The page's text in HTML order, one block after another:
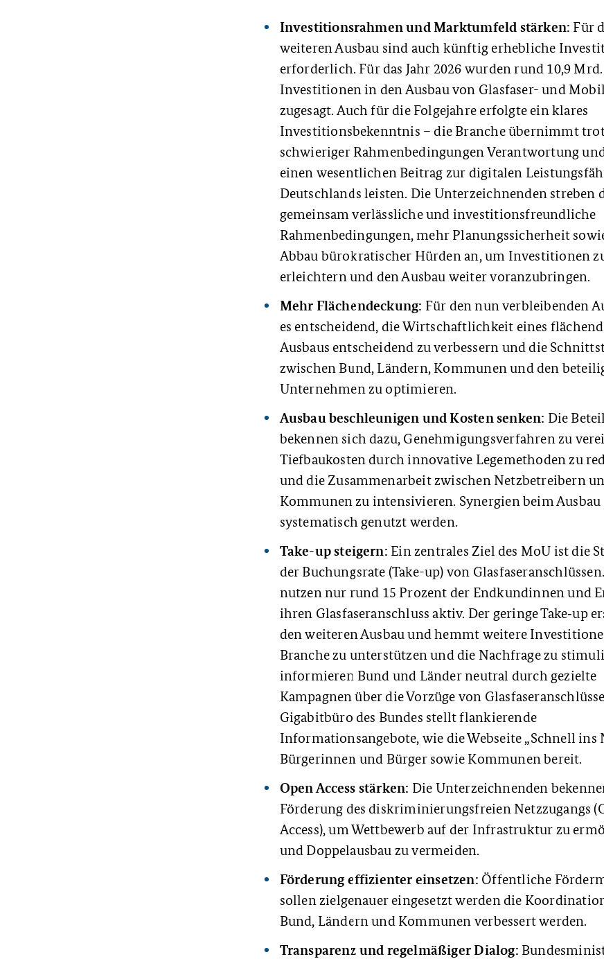
Investitionsrahmen und Marktumfeld stärken: Für
weiteren Ausbau sind auch künftig erhebliche
erforderlich. Für das Jahr 2026 wurden rund 10,9
Investitionen in den Ausbau von Glasfaser- und
zugesagt. Auch für die Folgejahre erfolgte ein klares
Investitionsbekenntnis – die Branche übernimmt
schwieriger Rahmenbedingungen Verantwortung
einen wesentlichen Beitrag zur digitalen
Deutschlands leisten. Die Unterzeichnenden streben
gemeinsam verlässliche und investitionsfreundliche
Rahmenbedingungen, mehr Planungssicherheit
Abbau bürokratischer Hürden an, um Investitionen
erleichtern und den Ausbau weiter voranzubringen.
Mehr Flächendeckung: Für den nun verbleibenden
es entscheidend, die Wirtschaftlichkeit eines
Ausbaus entscheidend zu verbessern und die
zwischen Bund, Ländern, Kommunen und den
Unternehmen zu optimieren.
Ausbau beschleunigen und Kosten senken: Die
bekennen sich dazu, Genehmigungsverfahren zu
Tiefbaukosten durch innovative Legemethoden zu
und die Zusammenarbeit zwischen Netzbetreibern
Kommunen zu intensivieren. Synergien beim
systematisch genutzt werden.
Take-up steigern: Ein zentrales Ziel des MoU ist die
der Buchungsrate (Take-up) von
nutzen nur rund 15 Prozent der Endkundinnen und
ihren Glasfaseranschluss aktiv. Der geringe Take‑up
den weiteren Ausbau und hemmt weitere
Branche zu unterstützen und die Nachfrage zu
informieren Bund und Länder neutral durch gezielte
Kampagnen über die Vorzüge von
Gigabitbüro des Bundes stellt flankierende
Informationsangebote, wie die Webseite „Schnell ins
Bürgerinnen und Bürger sowie Kommunen bereit.
Open Access stärken: Die Unterzeichnenden
Förderung des diskriminierungsfreien Netzzugangs
Access), um Wettbewerb auf der Infrastruktur zu
und Doppelausbau zu vermeiden.
Förderung effizienter einsetzen: Öffentliche
sollen zielgenauer eingesetzt werden die
Bund, Ländern und Kommunen verbessert werden.
Transparenz und regelmäßiger Dialog: